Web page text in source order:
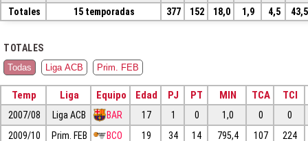
Totales
15 temporadas 377 152 18,0 1,9 4,5
TOTALES
Todas Liga ACB Prim. FEB
Temp Liga Equipo Edad PJ PT MIN TCA TCI
2007/08 Liga ACB BAR 17 1 0 1,0 0
0
2009/10
Prim. FEB BCO 19 34 14 795,4 107
224